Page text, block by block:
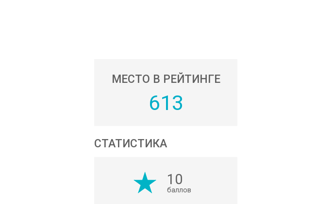
МЕСТО В РЕЙТИНГЕ
613
СТАТИСТИКА
10
баллов